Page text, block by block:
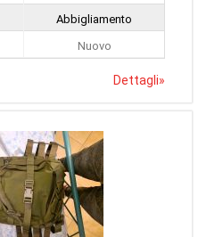
Abbigliamento
Nuovo
Dettagli»